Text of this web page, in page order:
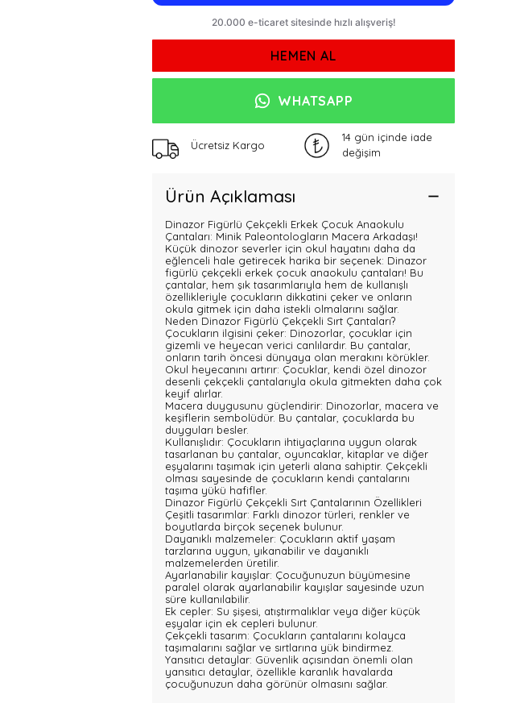
HEMEN AL
WHATSAPP
Ücretsiz Kargo
14 gün içinde iade
değişim
Ürün Açıklaması
Dinazor Figürlü Çekçekli Erkek Çocuk Anaokulu
Çantaları: Minik Paleontologların Macera Arkadaşı!
Küçük dinozor severler için okul hayatını daha da
eğlenceli hale getirecek harika bir seçenek: Dinazor
figürlü çekçekli erkek çocuk anaokulu çantaları! Bu
çantalar, hem şık tasarımlarıyla hem de kullanışlı
özellikleriyle çocukların dikkatini çeker ve onların
okula gitmek için daha istekli olmalarını sağlar.
Neden Dinazor Figürlü Çekçekli Sırt Çantaları?
Çocukların ilgisini çeker: Dinozorlar, çocuklar için
gizemli ve heyecan verici canlılardır. Bu çantalar,
onların tarih öncesi dünyaya olan merakını körükler.
Okul heyecanını artırır: Çocuklar, kendi özel dinozor
desenli çekçekli çantalarıyla okula gitmekten daha çok
keyif alırlar.
Macera duygusunu güçlendirir: Dinozorlar, macera ve
keşiflerin sembolüdür. Bu çantalar, çocuklarda bu
duyguları besler.
Kullanışlıdır: Çocukların ihtiyaçlarına uygun olarak
tasarlanan bu çantalar, oyuncaklar, kitaplar ve diğer
eşyalarını taşımak için yeterli alana sahiptir. Çekçekli
olması sayesinde de çocukların kendi çantalarını
taşıma yükü hafifler.
Dinazor Figürlü Çekçekli Sırt Çantalarının Özellikleri
Çeşitli tasarımlar: Farklı dinozor türleri, renkler ve
boyutlarda birçok seçenek bulunur.
Dayanıklı malzemeler: Çocukların aktif yaşam
tarzlarına uygun, yıkanabilir ve dayanıklı
malzemelerden üretilir.
Ayarlanabilir kayışlar: Çocuğunuzun büyümesine
paralel olarak ayarlanabilir kayışlar sayesinde uzun
süre kullanılabilir.
Ek cepler: Su şişesi, atıştırmalıklar veya diğer küçük
eşyalar için ek cepleri bulunur.
Çekçekli tasarım: Çocukların çantalarını kolayca
taşımalarını sağlar ve sırtlarına yük bindirmez.
Yansıtıcı detaylar: Güvenlik açısından önemli olan
yansıtıcı detaylar, özellikle karanlık havalarda
çocuğunuzun daha görünür olmasını sağlar.